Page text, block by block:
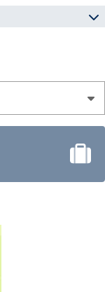
max. 159,
erinnern an
Fotografien
sich auf dem
) sind
die finale Vergabe